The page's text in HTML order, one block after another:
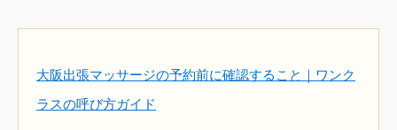
大阪出張マッサージの予約前に確認すること｜ワンク
ラスの呼び方ガイド